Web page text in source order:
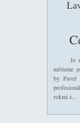
Je
môžeme
by Pavel
rokmi z...